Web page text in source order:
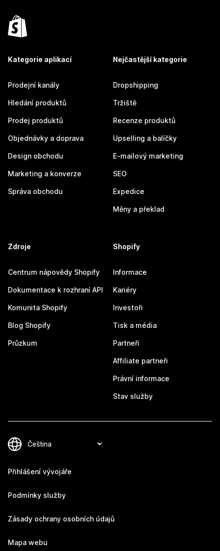
Kategorie aplikací
Prodejní kanály
Hledání produktů
Prodej produktů
Objednávky a doprava
Design obchodu
Marketing a konverze
Správa obchodu
Nejčastější kategorie
Dropshipping
Tržiště
Recenze produktů
Upselling a balíčky
E-mailový marketing
SEO
Expedice
Měny a překlad
Zdroje
Centrum nápovědy Shopify
Dokumentace k rozhraní API
Komunita Shopify
Blog Shopify
Průzkum
Shopify
Informace
Kariéry
Investoři
Tisk a média
Partneři
Affiliate partneři
Právní informace
Stav služby
Přihlášení vývojáře
Podmínky služby
Zásady ochrany osobních údajů
Mapa webu